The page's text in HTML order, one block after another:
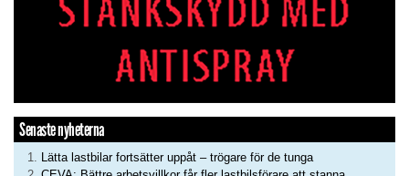
Senaste nyheterna
Lätta lastbilar fortsätter uppåt – trögare för de tunga